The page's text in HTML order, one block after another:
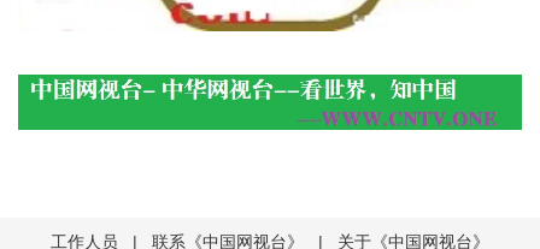
工作人员 | 联系《中国网视台》 | 关于《中国网视台》